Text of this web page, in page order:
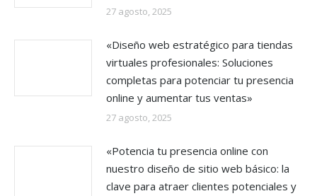
27 agosto, 2025
«Diseño web estratégico para tiendas
virtuales profesionales: Soluciones
completas para potenciar tu presencia
online y aumentar tus ventas»
27 agosto, 2025
«Potencia tu presencia online con
nuestro diseño de sitio web básico: la
clave para atraer clientes potenciales y